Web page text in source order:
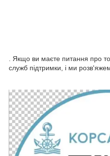
. Якщо ви маєте питання про
служб підтримки, і ми